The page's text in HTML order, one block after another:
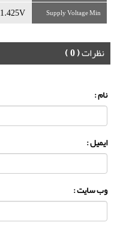
1.425V Supply Voltage Min
نظرات( 0 )
نام :
ایمیل :
وب سایت :